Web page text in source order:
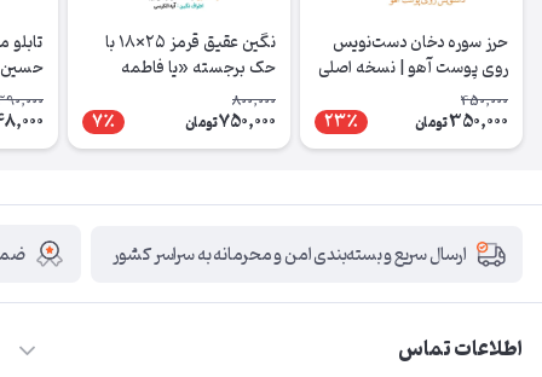
حرز سوره دخان دست‌نویس
روی پوست آهو | نسخه اصلی
با آداب شرعی
450,000
350,000تومان 23٪
نگین عقیق قرمز ۲۵×۱۸ با
حک برجسته «یا فاطمه
الزهرا» و آیه‌الکرسی
800,000
750,000تومان 7٪
حسین
ارسال سریع و بسته‌بندی امن و محرمانه به سراسر کشور
اطلاعات تماس